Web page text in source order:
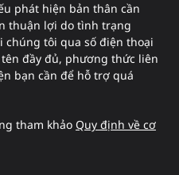
phát hiện bản thân cần
thuận lợi do tình trạng
chúng tôi qua số điện thoại
tên đầy đủ, phương thức liên
bạn cần để hỗ trợ quá
tham khảo Quy định về cơ